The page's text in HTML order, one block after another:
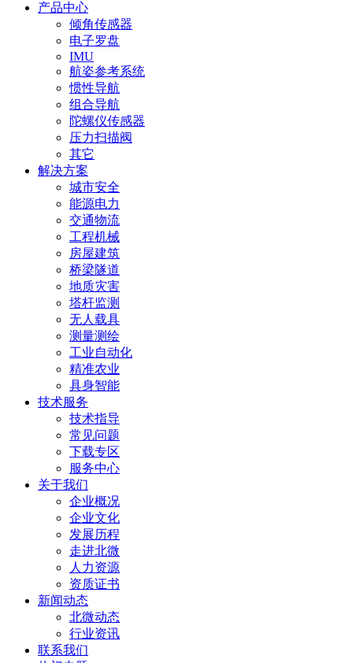
产品中心
倾角传感器
电子罗盘
IMU
航姿参考系统
惯性导航
组合导航
陀螺仪传感器
压力扫描阀
其它
解决方案
城市安全
能源电力
交通物流
工程机械
房屋建筑
桥梁隧道
地质灾害
塔杆监测
无人载具
测量测绘
工业自动化
精准农业
具身智能
技术服务
技术指导
常见问题
下载专区
服务中心
关于我们
企业概况
企业文化
发展历程
走进北微
人力资源
资质证书
新闻动态
北微动态
行业资讯
联系我们